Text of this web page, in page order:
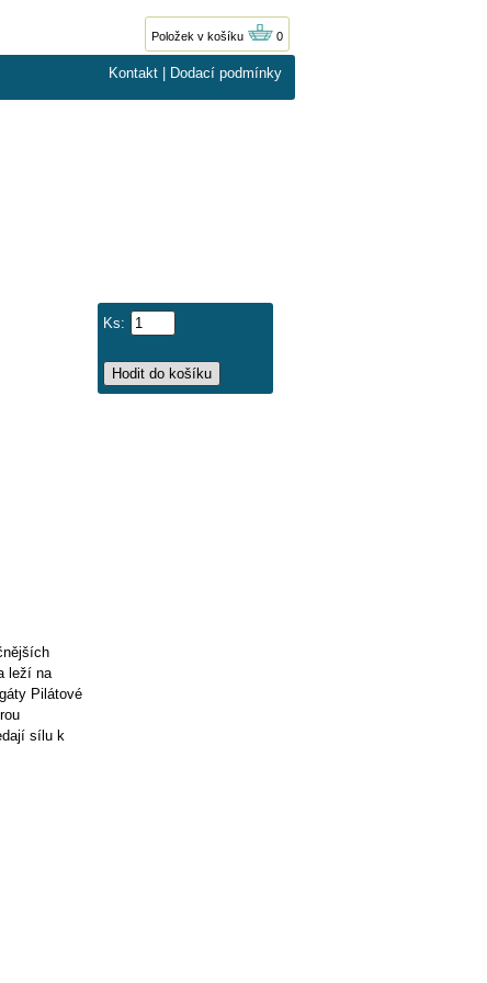
Položek v košíku 0
Kontakt Dodací podmínky
leží na
Pilátové
sílu k
Ks: